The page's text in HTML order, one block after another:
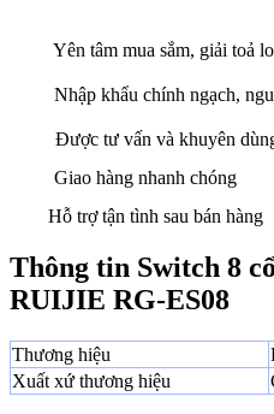
Yên tâm mua sắm, giải toả
Nhập khẩu chính ngạch,
Được tư vấn và khuyên
Giao hàng nhanh chóng
Hỗ trợ tận tình sau bán hàng
Thông tin Switch 8
RUIJIE RG-ES08
Thương hiệu
Xuất xứ thương hiệu